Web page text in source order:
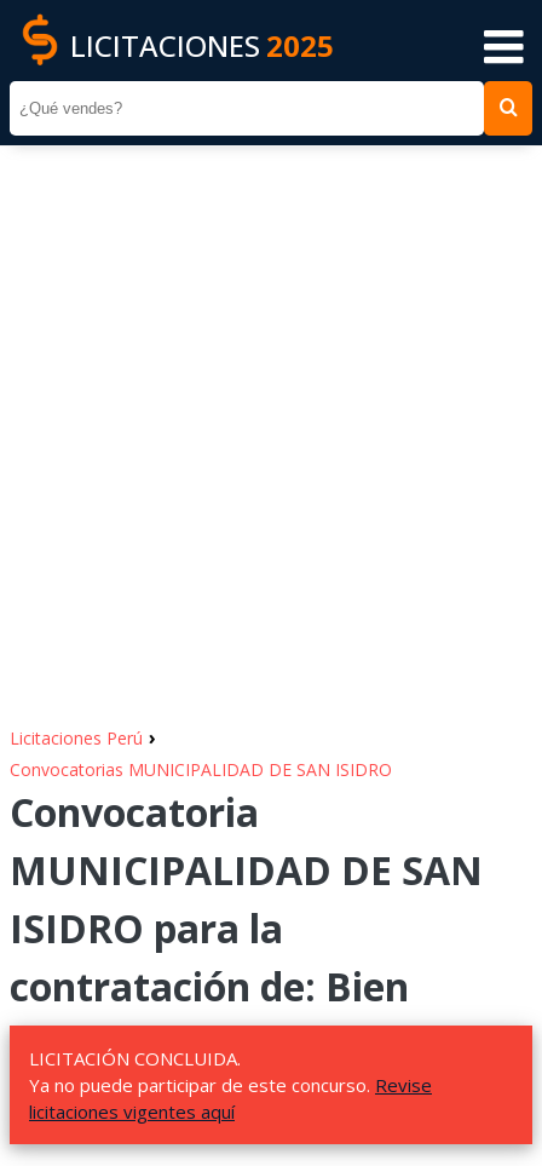
LICITACIONES 2025
Licitaciones Perú ›
Convocatorias MUNICIPALIDAD DE SAN ISIDRO
Convocatoria
MUNICIPALIDAD DE SAN
ISIDRO para la
contratación de: Bien
LICITACIÓN CONCLUIDA.
Ya no puede participar de este concurso. Revise
licitaciones vigentes aquí